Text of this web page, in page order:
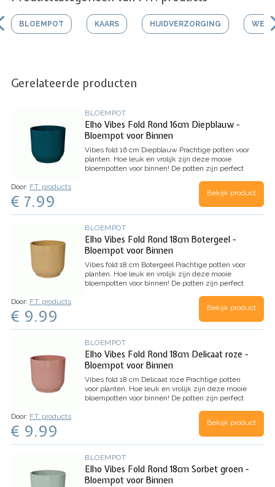
BLOEMPOT KAARS HUIDVERZORGING
Gerelateerde producten
BLOEMPOT
Elho Vibes Fold Rond 16cm Diepblauw -
Bloempot voor Binnen
Vibes fold 16 cm Diepblauw Prachtige potten voor
planten. Hoe leuk en vrolijk zijn deze mooie
bloempotten voor binnen! De potten zijn perfect
maten. Een hoge kwaliteit pot die het interieur
jarenlang voorzien van kleur en groen. Extra mooi
is natuurlijk de wijze waarop deze pot is
geproduceert. Zowel geproduceert op
milieuvriendelijke wijze, als gemaakt van 100%
gerecyceled materiaal.
Afmeting: 16 x 15 cm Volume: 2,4 liter Inhoud: 1
stuk
Door: F.T. products
€ 7.99 Bekijk product
BLOEMPOT
Elho Vibes Fold Rond 18cm Botergeel -
Bloempot voor Binnen
Vibes fold 18 cm Botergeel Prachtige potten voor
planten. Hoe leuk en vrolijk zijn deze mooie
bloempotten voor binnen! De potten zijn perfect
maten. Een hoge kwaliteit pot die het interieur
jarenlang voorzien van kleur en groen. Extra mooi
is natuurlijk de wijze waarop deze pot is
geproduceert. Zowel geproduceert op
milieuvriendelijke wijze, als gemaakt van 100%
gerecyceled materiaal.
Afmeting: 18 x 17 cm Volume: 3,6 liter Inhoud: 1
stuk
Door: F.T. products
€ 9.99 Bekijk product
BLOEMPOT
Elho Vibes Fold Rond 18cm Delicaat roze -
Bloempot voor Binnen
Vibes fold 18 cm Delicaat roze Prachtige potten
voor planten. Hoe leuk en vrolijk zijn deze mooie
bloempotten voor binnen! De potten zijn perfect
maten. Een hoge kwaliteit pot die het interieur
jarenlang voorzien van kleur en groen. Extra mooi
is natuurlijk de wijze waarop deze pot is
geproduceert. Zowel geproduceert op
milieuvriendelijke wijze, als gemaakt van 100%
gerecyceled materiaal.
Afmeting: 18 x 17 cm Volume: 3,6 liter Inhoud: 1
stuk
Door: F.T. products
€ 9.99 Bekijk product
BLOEMPOT
Elho Vibes Fold Rond 18cm Sorbet groen -
Bloempot voor Binnen